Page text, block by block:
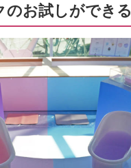
お試しができる